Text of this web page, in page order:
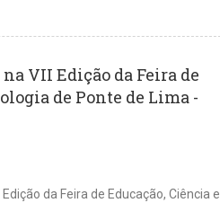
VII Edição da Feira de
de Ponte de Lima -
da Feira de Educação, Ciência e